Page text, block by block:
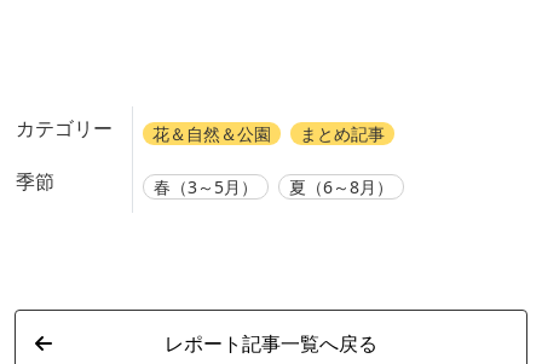
カテゴリー 花＆自然＆公園 まとめ記事
季節 春（3～5月） 夏（6～8月）
レポート記事一覧へ戻る